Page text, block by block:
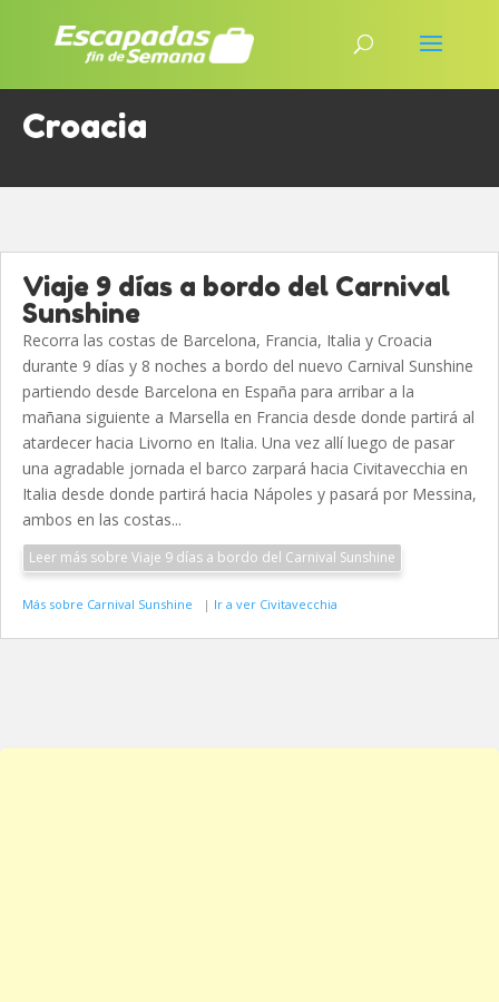
Croacia
Viaje 9 días a bordo del Carnival
Sunshine
Recorra las costas de Barcelona, Francia, Italia y Croacia
durante 9 días y 8 noches a bordo del nuevo Carnival Sunshine
partiendo desde Barcelona en España para arribar a la
mañana siguiente a Marsella en Francia desde donde partirá al
atardecer hacia Livorno en Italia. Una vez allí luego de pasar
una agradable jornada el barco zarpará hacia Civitavecchia en
Italia desde donde partirá hacia Nápoles y pasará por Messina,
ambos en las costas...
Leer más sobre Viaje 9 días a bordo del Carnival Sunshine
Más sobre Carnival Sunshine | Ir a ver Civitavecchia